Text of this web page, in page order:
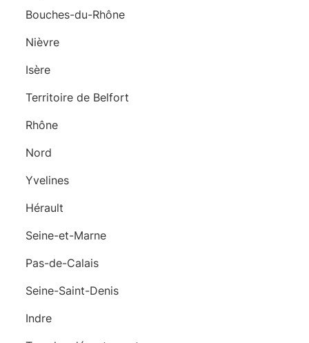
Bouches-du-Rhône
Nièvre
Isère
Territoire de Belfort
Rhône
Nord
Yvelines
Hérault
Seine-et-Marne
Pas-de-Calais
Seine-Saint-Denis
Indre